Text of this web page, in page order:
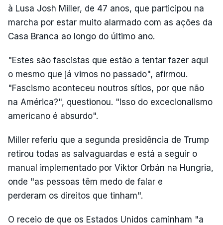
à Lusa Josh Miller, de 47 anos, que participou na
marcha por estar muito alarmado com as ações da
Casa Branca ao longo do último ano.
"Estes são fascistas que estão a tentar fazer aqui
o mesmo que já vimos no passado", afirmou.
"Fascismo aconteceu noutros sítios, por que não
na América?", questionou. "Isso do excecionalismo
americano é absurdo".
Miller referiu que a segunda presidência de Trump
retirou todas as salvaguardas e está a seguir o
manual implementado por Viktor Orbán na Hungria,
onde "as pessoas têm medo de falar e
perderam os direitos que tinham".
O receio de que os Estados Unidos caminham "a